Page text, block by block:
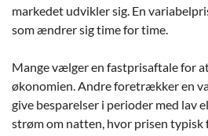
markedet udvikler sig. En
som ændrer sig time for time.
Mange vælger en fastprisaftale for
økonomien. Andre foretrækker en
give besparelser i perioder med lav
strøm om natten, hvor prisen typisk